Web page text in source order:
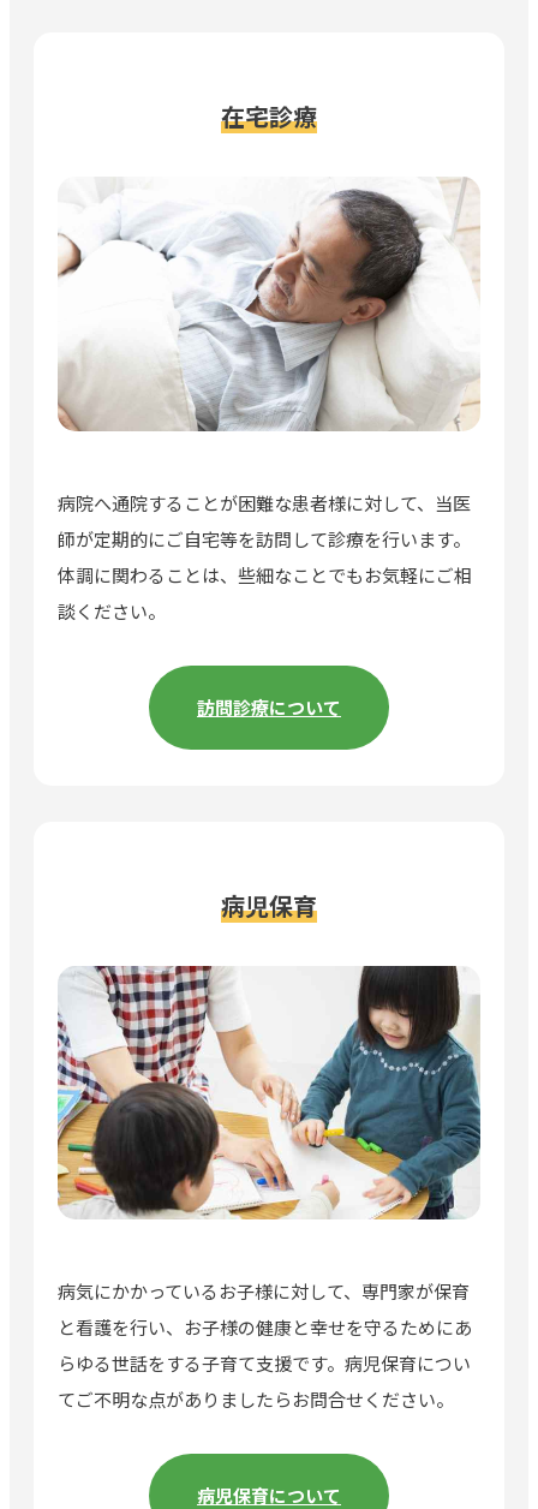
在宅診療
病院へ通院することが困難な患者様に対して、当医
師が定期的にご自宅等を訪問して診療を行います。
体調に関わることは、些細なことでもお気軽にご相
談ください。
訪問診療について
病児保育
病気にかかっているお子様に対して、専門家が保育
と看護を行い、お子様の健康と幸せを守るためにあ
らゆる世話をする子育て支援です。病児保育につい
てご不明な点がありましたらお問合せください。
病児保育について